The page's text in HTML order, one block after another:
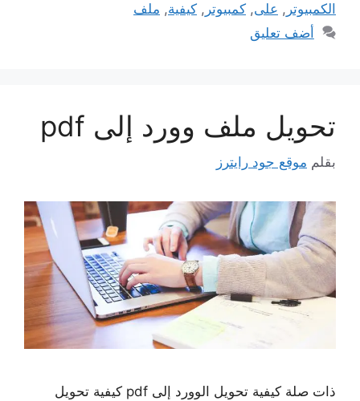
الكمبيوتر , على, كمبيوتر , كيفية, ملف
أضف تعليق
تحويل ملف وورد إلى pdf
بقلم موقع جود رايترز
ذات صلة كيفية تحويل الوورد إلى pdf كيفية تحويل